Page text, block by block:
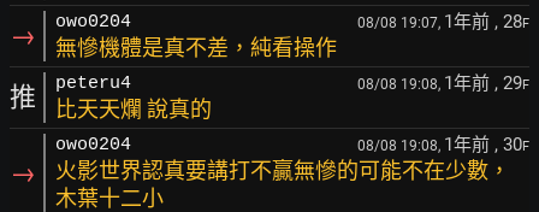
→ owo0204 08/08 19:07, 1年前 , 28F
無慘機體是真不差，純看操作
推 peteru4 08/08 19:08, 1年前 , 29F
比天天爛 說真的
→
owo0204 08/08 19:08, 1年前 , 30F
火影世界認真要講打不贏無慘的可能不在少數，
木葉十二小